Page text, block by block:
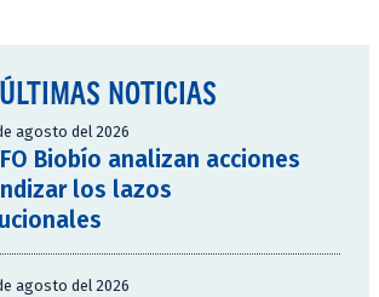
ÚLTIMAS NOTICIAS
agosto del 2026
Biobío analizan acciones
los lazos
agosto del 2026